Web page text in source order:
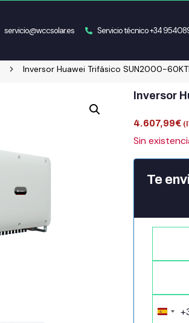
servicio@wccsolar.es Servicio técnico +34
Inversor Huawei Trifásico SUN2000-
Inversor
4.607,99€
Sin
Te
Spain